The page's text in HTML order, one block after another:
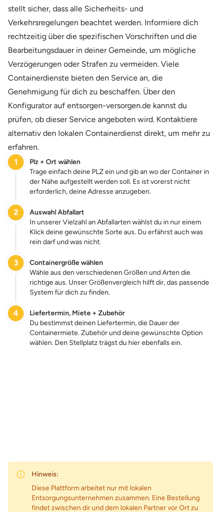
stellt sicher, dass alle Sicherheits- und
Verkehrsregelungen beachtet werden. Informiere dich
rechtzeitig über die spezifischen Vorschriften und die
Bearbeitungsdauer in deiner Gemeinde, um mögliche
Verzögerungen oder Strafen zu vermeiden. Viele
Containerdienste bieten den Service an, die
Genehmigung für dich zu beschaffen. Über den
Konfigurator auf entsorgen-versorgen.de kannst du
prüfen, ob dieser Service angeboten wird. Kontaktiere
alternativ den lokalen Containerdienst direkt, um mehr zu
erfahren.
1
Plz + Ort wählen
Trage einfach deine PLZ ein und gib an wo der Container in
der Nähe aufgestellt werden soll. Es ist vorerst nicht
erforderlich, deine Adresse anzugeben.
2
Auswahl Abfallart
In unserer Vielzahl an Abfallarten wählst du in nur einem
Klick deine gewünschte Sorte aus. Du erfährst auch was
rein darf und was nicht.
3
Containergröße wählen
Wähle aus den verschiedenen Größen und Arten die
richtige aus. Unser Größenvergleich hilft dir, das passende
System für dich zu finden.
4
Liefertermin, Miete + Zubehör
Du bestimmst deinen Liefertermin, die Dauer der
Containermiete. Zubehör und deine gewünschte Option
wählen. Den Stellplatz trägst du hier ebenfalls ein.
Hinweis:
Diese Plattform arbeitet nur mit lokalen
Entsorgungsunternehmen zusammen. Eine Bestellung
findet zwischen dir und dem lokalen Partner vor Ort zu